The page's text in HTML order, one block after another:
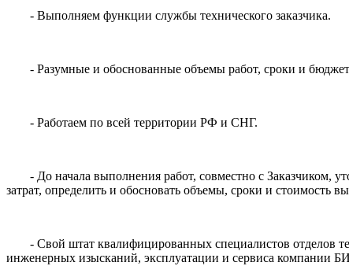
- Выполняем функции службы технического заказчика.
- Разумные и обоснованные объемы работ, сроки и
- Работаем по всей территории РФ и СНГ.
- До начала выполнения работ, совместно с Заказчиком,
затрат, определить и обосновать объемы, сроки и стоимость
- Свой штат квалифицированных специалистов отделов
инженерных изысканий, эксплуатации и сервиса компании